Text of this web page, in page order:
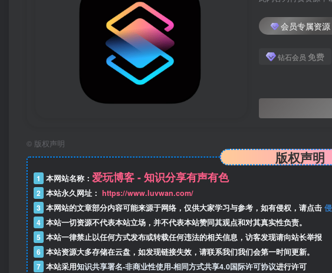
会员专属资源
钻石会员 免费
© 版权声明
版权声明
1 本网站名称： 爱玩博客 - 知识分享有声有色
2 本站永久网址： https://www.luvwan.com/
3 本网站的文章部分内容可能来源于网络，仅供大家学习与参考，如有侵权，请点击
4 本站一切资源不代表本站立场，并不代表本站赞同其观点和对其真实性负责。
5 本站一律禁止以任何方式发布或转载任何违法的相关信息，访客发现请向站长举报
6 本站资源大多存储在云盘，如发现链接失效，请联系我们我们会第一时间更新。
7 本站采用知识共享署名-非商业性使用-相同方式共享4.0国际许可协议进行许可